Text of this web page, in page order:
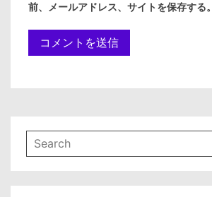
前、メールアドレス、サイトを保存する。